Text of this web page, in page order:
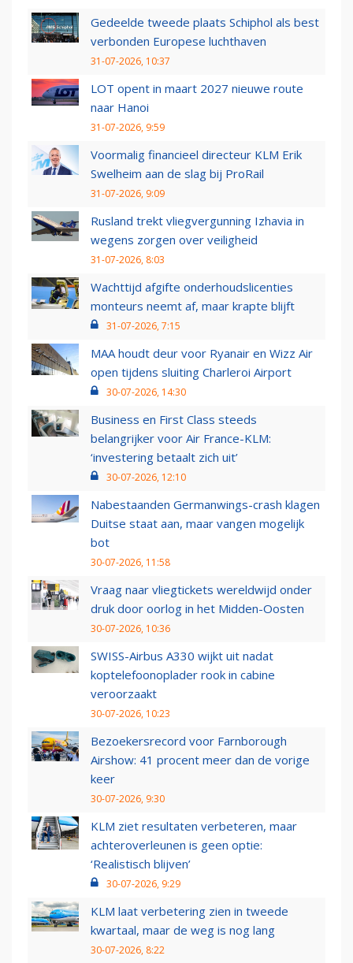
Gedeelde tweede plaats Schiphol als best
verbonden Europese luchthaven
31-07-2026, 10:37
LOT opent in maart 2027 nieuwe route
naar Hanoi
31-07-2026, 9:59
Voormalig financieel directeur KLM Erik
Swelheim aan de slag bij ProRail
31-07-2026, 9:09
Rusland trekt vliegvergunning Izhavia in
wegens zorgen over veiligheid
31-07-2026, 8:03
Wachttijd afgifte onderhoudslicenties
monteurs neemt af, maar krapte blijft
31-07-2026, 7:15
MAA houdt deur voor Ryanair en Wizz Air
open tijdens sluiting Charleroi Airport
30-07-2026, 14:30
Business en First Class steeds
belangrijker voor Air France-KLM:
‘investering betaalt zich uit’
30-07-2026, 12:10
Nabestaanden Germanwings-crash klagen
Duitse staat aan, maar vangen mogelijk
bot
30-07-2026, 11:58
Vraag naar vliegtickets wereldwijd onder
druk door oorlog in het Midden-Oosten
30-07-2026, 10:36
SWISS-Airbus A330 wijkt uit nadat
koptelefoonoplader rook in cabine
veroorzaakt
30-07-2026, 10:23
Bezoekersrecord voor Farnborough
Airshow: 41 procent meer dan de vorige
keer
30-07-2026, 9:30
KLM ziet resultaten verbeteren, maar
achteroverleunen is geen optie:
‘Realistisch blijven’
30-07-2026, 9:29
KLM laat verbetering zien in tweede
kwartaal, maar de weg is nog lang
30-07-2026, 8:22